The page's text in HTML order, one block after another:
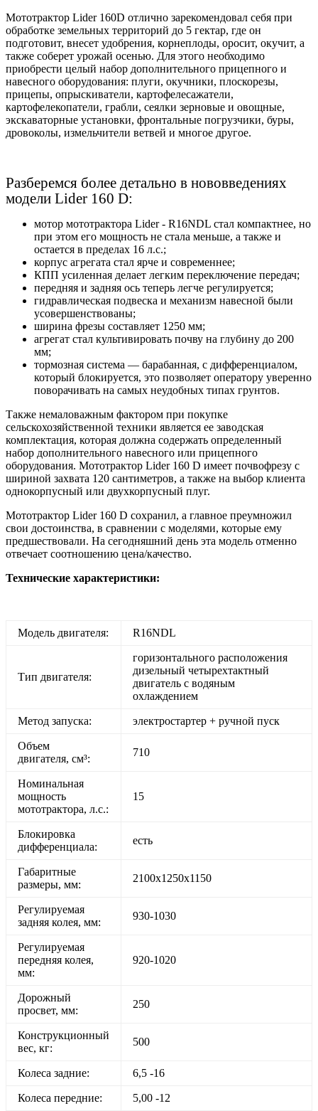
Мототрактор Lider160D отлично зарекомендовал себя при
обработке земельных территорий до 5 гектар, где он
подготовит, внесет удобрения, корнеплоды, оросит, окучит, а
также соберет урожай осенью. Для этого необходимо
приобрести целый набор дополнительного прицепного и
навесного оборудования: плуги, окучники, плоскорезы,
прицепы, опрыскиватели, картофелесажатели,
картофелекопатели, грабли, сеялки зерновые и овощные,
экскаваторные установки, фронтальные погрузчики, буры,
дровоколы, измельчители ветвей и многое другое.
Разберемся более детально в нововведениях
модели Lider 160 D:
мотор мототрактора Lider- R16NDL стал компактнее, но
при этом его мощность не стала меньше, а также и
остается в пределах 16 л.с.;
корпус агрегата стал ярче и современнее;
КПП усиленная делает легким переключение передач;
передняя и задняя ось теперь легче регулируется;
гидравлическая подвеска и механизм навесной были
усовершенствованы;
ширина фрезы составляет 1250 мм;
агрегат стал культивировать почву на глубину до 200
мм;
тормозная система — барабанная, с дифференциалом,
который блокируется, это позволяет оператору уверенно
поворачивать на самых неудобных типах грунтов.
Также немаловажным фактором при покупке
сельскохозяйственной техники является ее заводская
комплектация, которая должна содержать определенный
набор дополнительного навесного или прицепного
оборудования. Мототрактор Lider160 D имеет почвофрезу с
шириной захвата 120 сантиметров, а также на выбор клиента
однокорпусный или двухкорпусный плуг.
Мототрактор Lider 160 D сохранил, а главное преумножил
свои достоинства, в сравнении с моделями, которые ему
предшествовали. На сегодняшний день эта модель отменно
отвечает соотношению цена/качество.
Технические характеристики:
Модель двигателя: R16NDL
Тип двигателя:
горизонтального расположения
дизельный четырехтактный
двигатель с водяным
охлаждением
Метод запуска: электростартер + ручной пуск
Объем
двигателя, см³:
710
Номинальная
мощность
мототрактора, л.с.:
15
Блокировка
дифференциала:
есть
Габаритные
размеры, мм:
2100х1250х1150
Регулируемая
задняя колея, мм:
930-1030
Регулируемая
передняя колея,
мм:
920-1020
Дорожный
просвет, мм:
250
Конструкционный
вес, кг:
500
Колеса задние: 6,5 -16
Колеса передние: 5,00 -12